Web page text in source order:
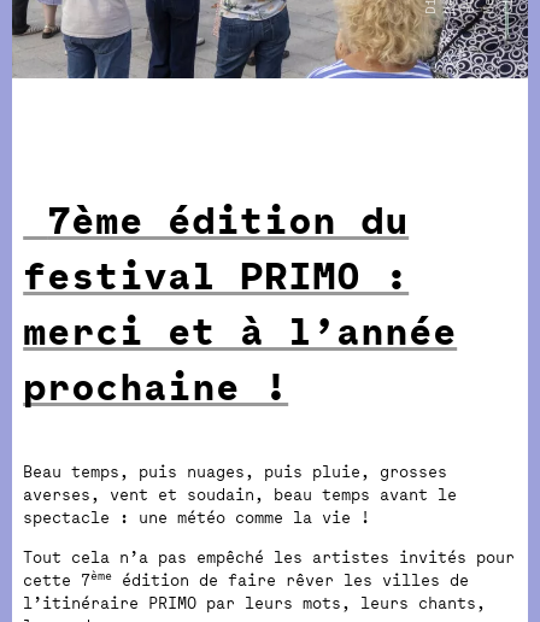
7ème édition du
festival PRIMO :
merci et à l’année
prochaine !
Beau temps, puis nuages, puis pluie, grosses
averses, vent et soudain, beau temps avant le
spectacle : une météo comme la vie !
Tout cela n’a pas empêché les artistes invités pour
cette 7ème
édition de faire rêver les villes de
l’itinéraire PRIMO par leurs mots, leurs chants,